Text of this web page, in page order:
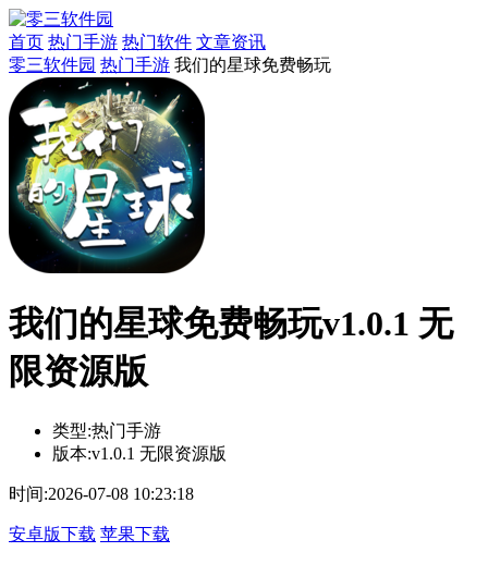
首页 热门手游 热门软件 文章资讯
零三软件园 热门手游 我们的星球免费畅玩
我们的星球免费畅玩v1.0.1 无
限资源版
类型:热门手游
版本:v1.0.1 无限资源版
时间:2026-07-08 10:23:18
安卓版下载 苹果下载